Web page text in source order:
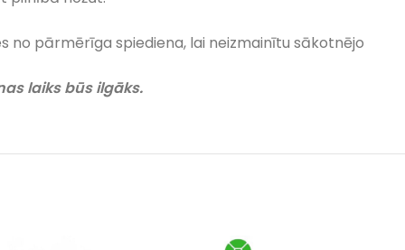
no pārmērīga spiediena, lai neizmainītu sākotnējo
laiks būs ilgāks.